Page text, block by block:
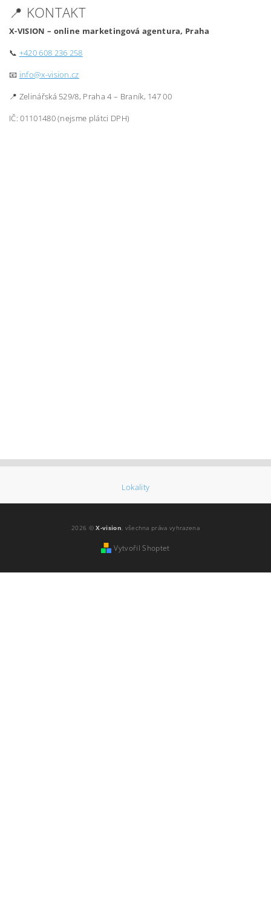
📍 KONTAKT
X-VISION – online marketingová agentura, Praha
📞 +420 608 236 258
📧 info@x-vision.cz
📍 Zelinářská 529/8, Praha 4 – Braník, 147 00
IČ: 01101480 (nejsme plátci DPH)
Lokality
2026 ©X-vision, všechna práva vyhrazena
Vytvořil Shoptet